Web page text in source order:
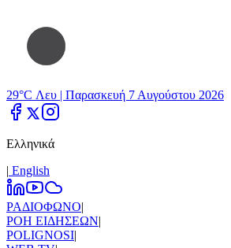
29°C Λευ | Παρασκευή 7 Αυγούστου 2026
Ελληνικά
| Εnglish
ΡΑΔΙΟΦΩΝΟ|
ΡΟΗ ΕΙΔΗΣΕΩΝ|
POLIGNOSI|